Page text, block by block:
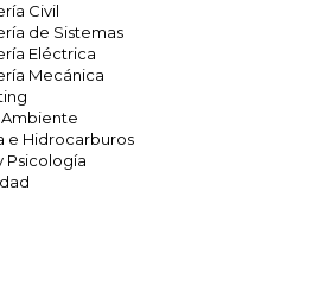
Civil
de Sistemas
Eléctrica
Mecánica
e Hidrocarburos
Psicología